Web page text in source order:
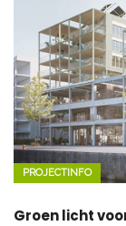
PROJECTINFO
Groen licht